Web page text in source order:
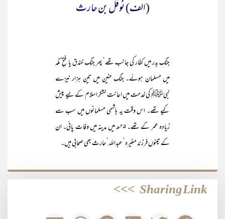
(الف) نوفل بن حارث
جنگِ بدر میں کفّار کی جانب تھے‘ پھر جنگِ خندق یا فتحِ مکّہ
میں مسلمان ہوئے۔ جنگِ حنین میں تین ہزار نیزے
نبیﷺ کی خدمت میں اعانت لشکر اسلام کے لیے پیش
کیے تھے۔ اس وقت یہ ہاشمی مسلمانوں میں سب سے
زیادہ عمر کے تھے۔ ۲۵ھ میں مدینہ میں وفات پائی۔ ان
کے تینوں فرزند مغیرہ‘ عبداللہ‘ حارث بھی صحابی ہیں۔
Sharing Link
>>>